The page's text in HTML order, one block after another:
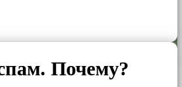
Почему?